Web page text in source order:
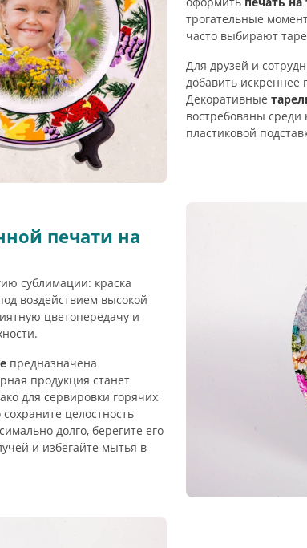
трогательные
часто выбирают
Для друзей и
добавить
Декоративные
востребованы среди
пластиковой
печати на
сублимации: краска
воздействием высокой
цветопередачу и
предназначена
продукция станет
для сервировки горячих
целостность
долго, берегите его
и избегайте мытья в